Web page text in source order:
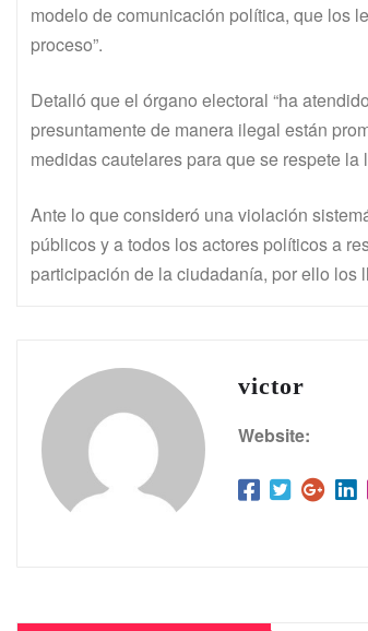
modelo de comunicación política, que los
proceso”.
Detalló que el órgano electoral “ha
presuntamente de manera ilegal están
medidas cautelares para que se respete la
Ante lo que consideró una violación
públicos y a todos los actores políticos a
participación de la ciudadanía, por ello los
victor
Website: